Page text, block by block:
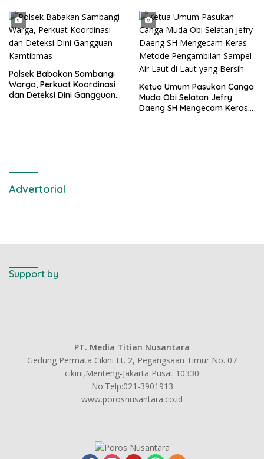
Provinsi Banten
Polsek Babakan Sambangi
Warga, Perkuat Koordinasi
dan Deteksi Dini Gangguan
Ketua Umum Pasukan Canga
Muda Obi Selatan Jefry
Daeng SH Mengecam Keras
Advertorial
Support by
PT. Media Titian Nusantara
Gedung Permata Cikini Lt. 2, Pegangsaan Timur No. 07
cikini,Menteng-Jakarta Pusat 10330
No.Telp:021-3901913
www.porosnusantara.co.id